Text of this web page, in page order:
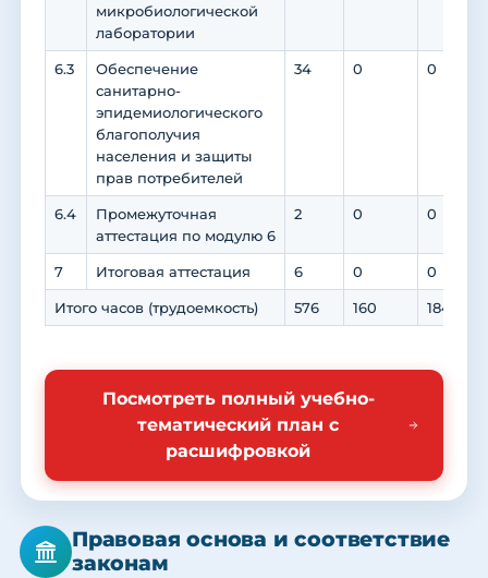
микробиологической
лаборатории
6.3
Обеспечение
санитарно-
эпидемиологического
благополучия
населения и защиты
прав потребителей
34 0 0
6.4
Промежуточная
аттестация по модулю 6
2 0 0
7 Итоговая аттестация 6 0 0
Итого часов (трудоемкость) 576 160 184
Посмотреть полный учебно-
тематический план с
расшифровкой
Правовая основа и соответствие
законам